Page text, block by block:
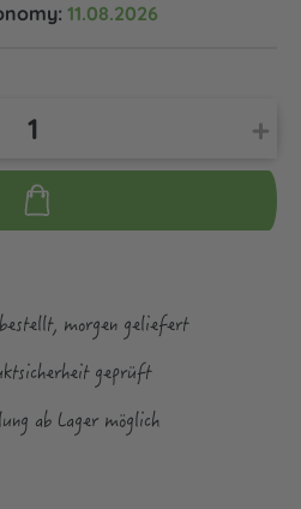
11.08.2026
morgen geliefert
geprüft
ab Lager möglich